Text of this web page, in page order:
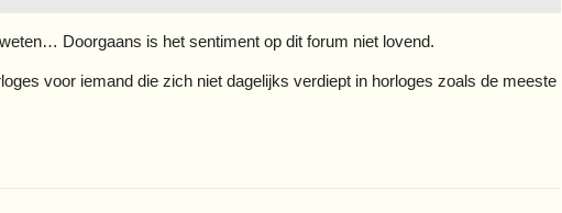
Doorgaans is het sentiment op dit forum niet lovend.
voor iemand die zich niet dagelijks verdiept in horloges zoals de meeste